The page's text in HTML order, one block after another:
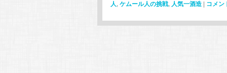
人, ケムール人の挑戦, 人気一酒造 | コメン